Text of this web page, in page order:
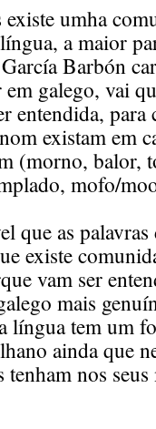
umha
a maior
Barbón
galego, vai
entendida,
existam em
(morno, balor,
mofo/
que as
existe
vam ser
mais
língua tem um
ainda que
nos